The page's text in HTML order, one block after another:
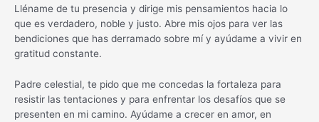
Lléname de tu presencia y dirige mis pensamientos hacia lo
que es verdadero, noble y justo. Abre mis ojos para ver las
bendiciones que has derramado sobre mí y ayúdame a vivir en
gratitud constante.
Padre celestial, te pido que me concedas la fortaleza para
resistir las tentaciones y para enfrentar los desafíos que se
presenten en mi camino. Ayúdame a crecer en amor, en